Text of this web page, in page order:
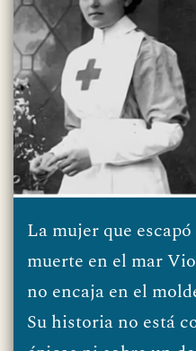
La mujer que
muerte en el mar
no encaja en el
Su historia no está